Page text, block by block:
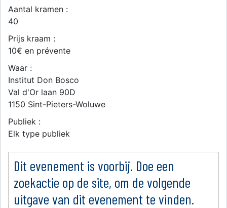
Aantal kramen :
40
Prijs kraam :
10€ en prévente
Waar :
Institut Don Bosco
Val d'Or laan 90D
1150 Sint-Pieters-Woluwe
Publiek :
Elk type publiek
Dit evenement is voorbij. Doe een
zoekactie op de site, om de volgende
uitgave van dit evenement te vinden.